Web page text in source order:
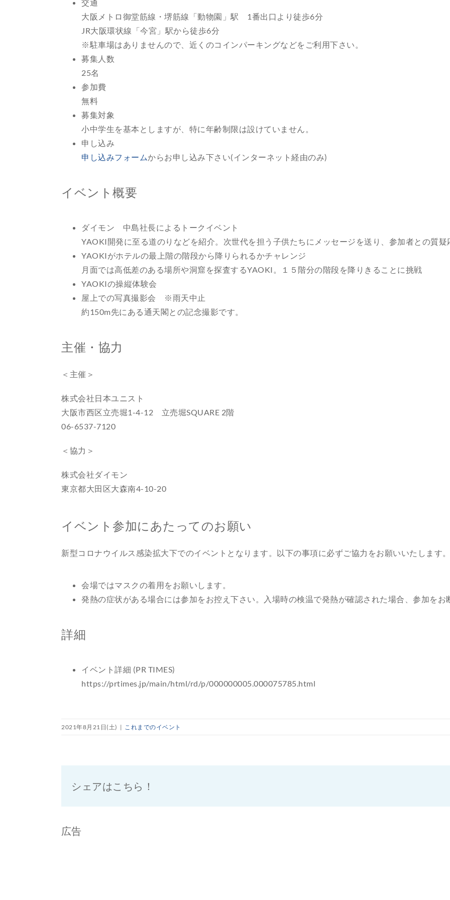
交通
大阪メトロ御堂筋線・堺筋線「動物園」駅 1番出口より徒歩6分
JR大阪環状線「今宮」駅から徒歩6分
※駐車場はありませんので、近くのコインパーキングなどをご利用下さい。
募集人数
25名
参加費
無料
募集対象
小中学生を基本としますが、特に年齢制限は設けていません。
申し込み
申し込みフォームからお申し込み下さい(インターネット経由のみ)
イベント概要
ダイモン 中島社長によるトークイベント
YAOKI開発に至る道のりなどを紹介。次世代を担う子供たちにメッセージを送り、参加者との質疑
YAOKIがホテルの最上階の階段から降りられるかチャレンジ
月面では高低差のある場所や洞窟を探査するYAOKI。１５階分の階段を降りきることに挑戦
YAOKIの操縦体験会
屋上での写真撮影会 ※雨天中止
約150m先にある通天閣との記念撮影です。
主催・協力
＜主催＞
株式会社日本ユニスト
大阪市西区立売堀1-4-12 立売堀SQUARE 2階
06-6537-7120
＜協力＞
株式会社ダイモン
東京都大田区大森南4-10-20
イベント参加にあたってのお願い
新型コロナウイルス感染拡大下でのイベントとなります。以下の事項に必ずご協力をお願いいたします。
会場ではマスクの着用をお願いします。
発熱の症状がある場合には参加をお控え下さい。入場時の検温で発熱が確認された場合、参加をお
詳細
イベント詳細 (PR TIMES)
https://prtimes.jp/main/html/rd/p/000000005.000075785.html
2021年8月21日(土) | これまでのイベント
シェアはこちら！
広告